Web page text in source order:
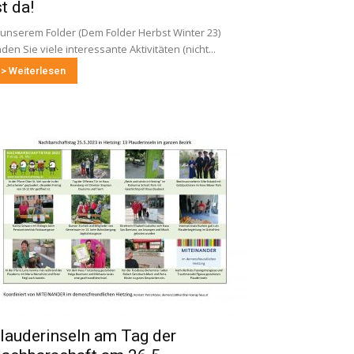
da!
Folder (Dem Folder Herbst Winter 23)
Sie viele interessante Aktivitäten (nicht...
> Weiterlesen
am Tag der